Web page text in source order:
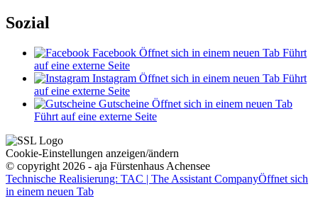
Sozial
Facebook Öffnet sich in einem neuen Tab Führt
auf eine externe Seite
Instagram Öffnet sich in einem neuen Tab Führt
auf eine externe Seite
Gutscheine Öffnet sich in einem neuen Tab
Führt auf eine externe Seite
Cookie-Einstellungen anzeigen/ändern
© copyright 2026 - aja Fürstenhaus Achensee
Technische Realisierung: TAC | The Assistant CompanyÖffnet sich
in einem neuen Tab